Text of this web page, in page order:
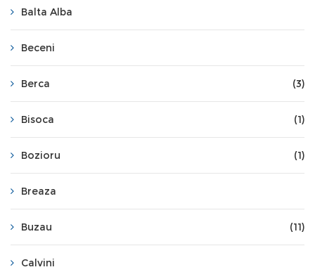
Balta Alba
Beceni
Berca (3)
Bisoca (1)
Bozioru (1)
Breaza
Buzau (11)
Calvini